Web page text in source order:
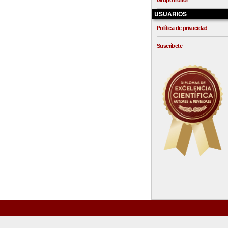
USUARIOS
Política de privacidad
Suscríbete